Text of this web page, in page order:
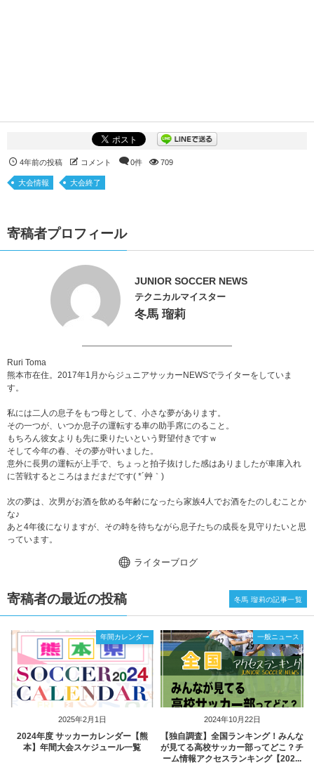
4年前の投稿 コメント 0件 709
大会情報 大会終了
寄稿者プロフィール
JUNIOR SOCCER NEWS
テクニカルマイスター
冬馬 瑠莉
Ruri Toma
熊本市在住。2017年1月からジュニアサッカーNEWSでライターをしていま
す。
私には二人の息子をもつ母として、小さな夢があります。
その一つが、いつか息子の運転する車の助手席にのること。
もちろん彼女よりも先に乗りたいという野望付きですｗ
そして今年の春、その夢が叶いました。
意外に長男の運転が上手で、ちょっと拍子抜けした感はありましたが車庫入れ
に苦戦するところはまだまだです( *´艸｀)
次の夢は、次男がお酒を飲める年齢になったら家族4人でお酒をたのしむことか
な♪
あと4年後になりますが、その時を待ちながら息子たちの成長を見守りたいと思
っています。
ライターブログ
寄稿者の最近の投稿
2025年2月1日
年間カレンダー
2024年度 サッカーカレンダー【熊
本】年間大会スケジュール一覧
2024年10月22日
一般ニュース
【独自調査】全国ランキング！みんな
が見てる高校サッカー部ってどこ？チ
ーム情報アクセスランキング【202...
冬馬 瑠莉の記事一覧